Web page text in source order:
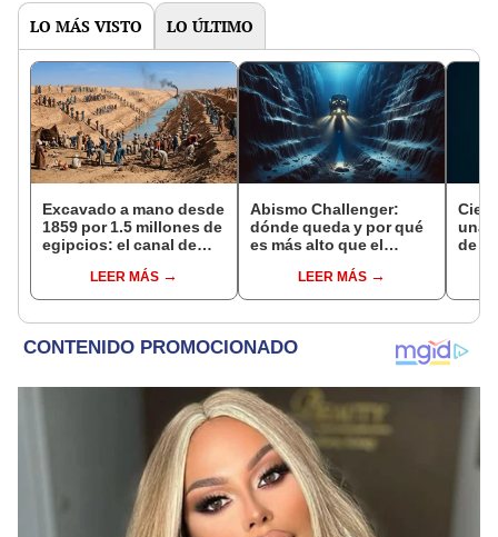
LO MÁS VISTO LO ÚLTIMO
Excavado a mano desde
1859 por 1.5 millones de
egipcios: el canal de
británicos en 1875 para
saldar la deuda
LEER MÁS
Abismo Challenger:
dónde queda y por qué
es más alto que el
LEER MÁS
una
de la